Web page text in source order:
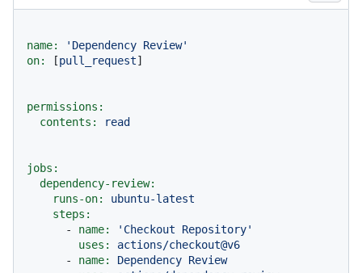
name:
'Dependency Review'
on:
[pull_request]
permissions:
contents:
read
jobs:
dependency-review:
runs-on:
ubuntu-latest
steps:
-
name:
'Checkout Repository'
uses:
actions/checkout@v6
-
name: Dependency Review